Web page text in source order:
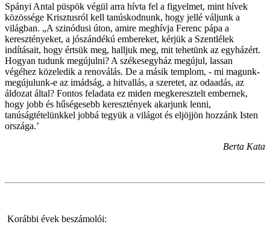
Spányi Antal püspök végül arra hívta fel a figyelmet, mint hívek
közössége Krisztusról kell tanúskodnunk, hogy jellé váljunk a
világban. „A szinódusi úton, amire meghívja Ferenc pápa a
keresztényeket, a jószándékú embereket, kérjük a Szentlélek
indításait, hogy értsük meg, halljuk meg, mit tehetünk az egyházért.
Hogyan tudunk megújulni? A székesegyház megújul, lassan
végéhez közeledik a renoválás. De a másik templom, - mi magunk-
megújulunk-e az imádság, a hitvallás, a szeretet, az odaadás, az
áldozat által? Fontos feladata ez miden megkeresztelt embernek,
hogy jobb és hűségesebb keresztények akarjunk lenni,
tanúságtételünkkel jobbá tegyük a világot és eljöjjön hozzánk Isten
országa.’
Berta Kata
Korábbi évek beszámolói: